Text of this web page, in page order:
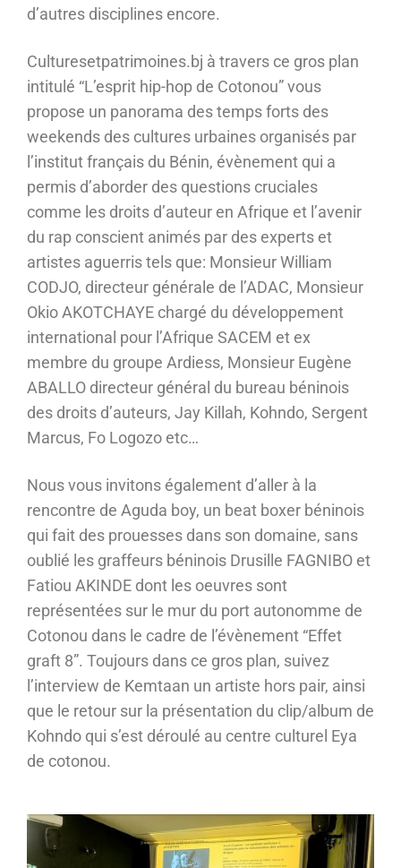
d’autres disciplines encore.
Culturesetpatrimoines.bj à travers ce gros plan
intitulé “L’esprit hip-hop de Cotonou” vous
propose un panorama des temps forts des
weekends des cultures urbaines organisés par
l’institut français du Bénin, évènement qui a
permis d’aborder des questions cruciales
comme les droits d’auteur en Afrique et l’avenir
du rap conscient animés par des experts et
artistes aguerris tels que: Monsieur William
CODJO, directeur générale de l’ADAC, Monsieur
Okio AKOTCHAYE chargé du développement
international pour l’Afrique SACEM et ex
membre du groupe Ardiess, Monsieur Eugène
ABALLO directeur général du bureau béninois
des droits d’auteurs, Jay Killah, Kohndo, Sergent
Marcus, Fo Logozo etc…
Nous vous invitons également d’aller à la
rencontre de Aguda boy, un beat boxer béninois
qui fait des prouesses dans son domaine, sans
oublié les graffeurs béninois Drusille FAGNIBO et
Fatiou AKINDE dont les oeuvres sont
représentées sur le mur du port autonomme de
Cotonou dans le cadre de l’évènement “Effet
graft 8”. Toujours dans ce gros plan, suivez
l’interview de Kemtaan un artiste hors pair, ainsi
que le retour sur la présentation du clip/album de
Kohndo qui s’est déroulé au centre culturel Eya
de cotonou.